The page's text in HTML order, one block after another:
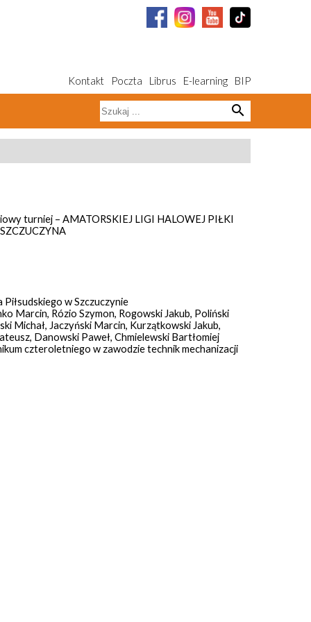
Kontakt Poczta Librus E-learning BIP
search
turniej – AMATORSKIEJ LIGI HALOWEJ PIŁKI
Piłsudskiego w Szczuczynie
Marcin, Rózio Szymon, Rogowski Jakub, Poliński
Michał, Jaczyński Marcin, Kurzątkowski Jakub,
Danowski Paweł, Chmielewski Bartłomiej
czteroletniego w zawodzie technik mechanizacji